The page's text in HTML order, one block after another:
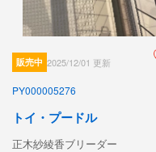
販売中 2025/12/01 更新
PY000005276
トイ・プードル
正木紗綾香ブリーダー